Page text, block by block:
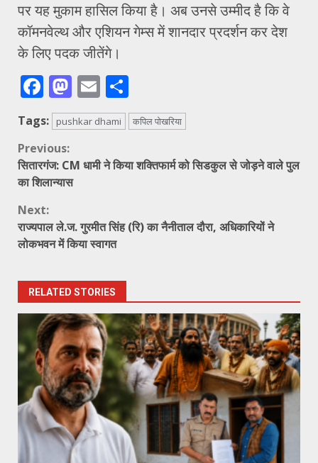
पर यह मुकाम हासिल किया है। अब उनसे उम्मीद है कि वे
कॉमनवेल्थ और एशियन गेम्स में शानदार प्रदर्शन कर देश
के लिए पदक जीतेंगे।
Facebook
Mastodon
Email
Tags: pushkar dhami कपिल पोखरिया
Continue
Reading
Previous:
सितारगंज: CM धामी ने किया शक्तिफार्म को सिडकुल से जोड़ने वाले पुल
का शिलान्यास
Next:
राज्यपाल ले.ज. गुरमीत सिंह (रि) का नैनीताल दौरा, अधिकारियों ने
लोकभवन में किया स्वागत
RELATED STORIES